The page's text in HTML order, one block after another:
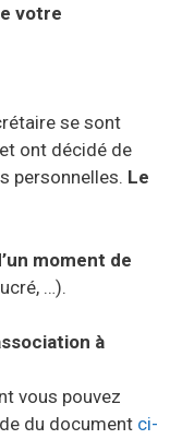
votre
se sont
ont décidé de
personnelles. Le
moment de
…).
à
vous pouvez
du document ci-